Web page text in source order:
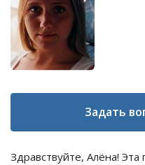
Задать
Здравствуйте, Алёна! Эта